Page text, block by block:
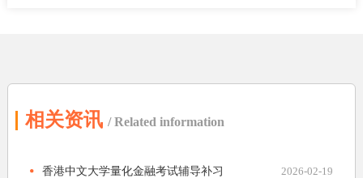
相关资讯 / Related information
香港中文大学量化金融考试辅导补习 2026-02-19